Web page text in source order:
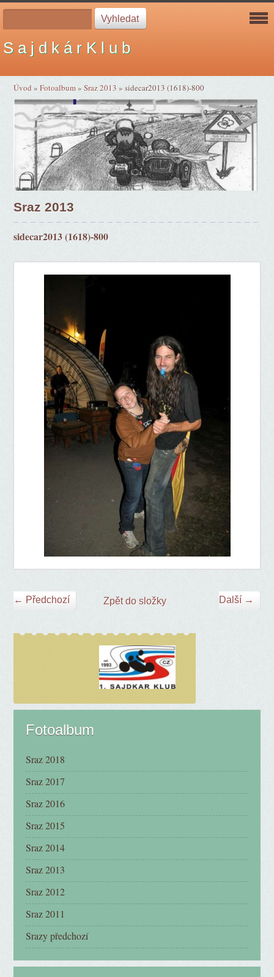
S a j d k á r K l u b
Úvod »Fotoalbum»Sraz 2013 »sidecar2013 (1618)-800
Sraz 2013
sidecar2013 (1618)-800
← Předchozí Další →
Zpět do složky
Fotoalbum
Sraz 2018
Sraz 2017
Sraz 2016
Sraz 2015
Sraz 2014
Sraz 2013
Sraz 2012
Sraz 2011
Srazy předchozí